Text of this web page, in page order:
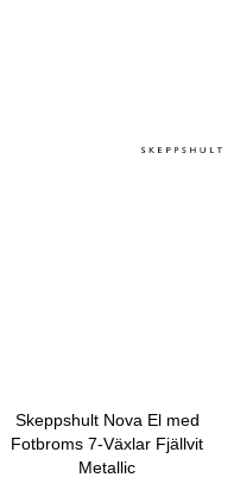
Skeppshult Nova El med
Fotbroms 7-Växlar Fjällvit
Metallic